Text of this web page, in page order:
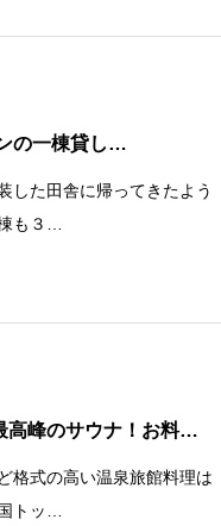
の一棟貸し…
した田舎に帰ってきたよう
も３…
高峰のサウナ！お料…
格式の高い温泉旅館料理は
トッ…